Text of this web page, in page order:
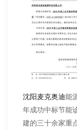
沈阳麦克奥迪能
年成功中标节能
建的三十余家重